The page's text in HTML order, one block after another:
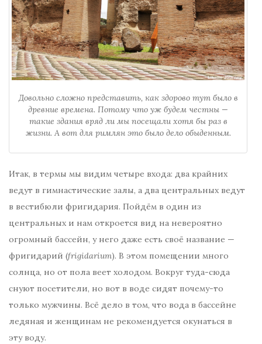
Довольно сложно представить, как здорово тут было в
древние времена. Потому что уж будем честны —
такие здания вряд ли мы посещали хотя бы раз в
жизни. А вот для римлян это было дело обыденным.
Итак, в термы мы видим четыре входа: два крайних
ведут в гимнастические залы, а два центральных ведут
в вестибюли фригидария. Пойдём в один из
центральных и нам откроется вид на невероятно
огромный бассейн, у него даже есть своё название —
фригидарий (frigidarium). В этом помещении много
солнца, но от пола веет холодом. Вокруг туда-сюда
снуют посетители, но вот в воде сидят почему-то
только мужчины. Всё дело в том, что вода в бассейне
ледяная и женщинам не рекомендуется окунаться в
эту воду.